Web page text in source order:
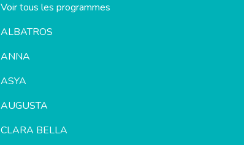
Voir tous les programmes
ALBATROS
ANNA
ASYA
AUGUSTA
CLARA BELLA